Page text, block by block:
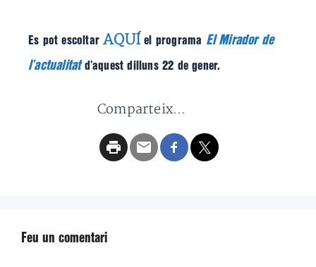
Es pot escoltarAQUÍ el programa El Mirador de
l’actualitatd’aquest dilluns 22 de gener.
Comparteix...
Feu un comentari